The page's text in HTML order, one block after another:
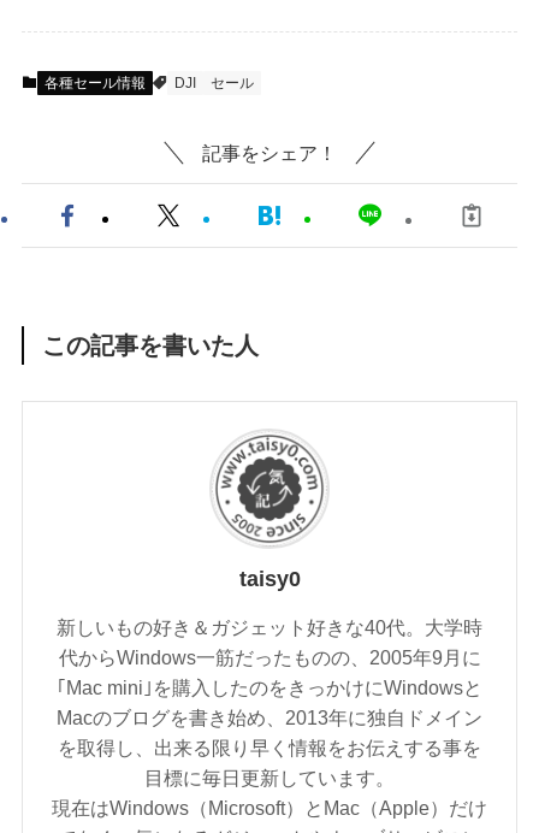
各種セール情報 DJI セール
記事をシェア！
この記事を書いた人
taisy0
新しいもの好き＆ガジェット好きな40代。大学時
代からWindows一筋だったものの、2005年9月に
｢Mac mini｣を購入したのをきっかけにWindowsと
Macのブログを書き始め、2013年に独自ドメイン
を取得し、出来る限り早く情報をお伝えする事を
目標に毎日更新しています。
現在はWindows（Microsoft）とMac（Apple）だけ